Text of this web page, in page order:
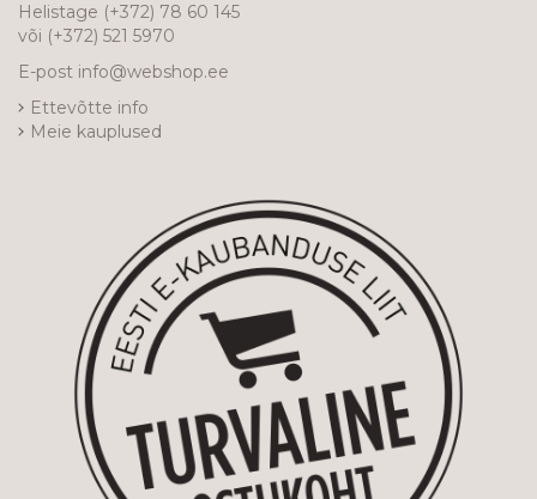
Helistage (+372) 78 60 145
või (+372) 521 5970
E-post info@webshop.ee
Ettevõtte info
Meie kauplused